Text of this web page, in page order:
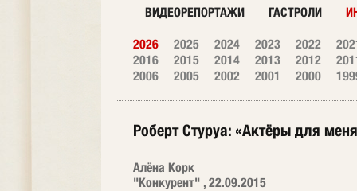
ВИДЕОРЕПОРТАЖИ ГАСТРОЛИ
2026 2025 2024 2023 2022
2016
2015 2014 2013 2012
2006
2005 2002 2001 2000
Роберт Стуруа: «Актёры для
Алёна Корк
"Конкурент" , 22.09.2015